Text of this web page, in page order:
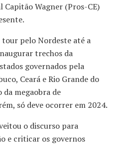
Capitão Wagner (Pros-CE)
pelo Nordeste até a
trechos da
governados pela
Ceará e Rio Grande do
megaobra de
só deve ocorrer em 2024.
o discurso para
e criticar os governos